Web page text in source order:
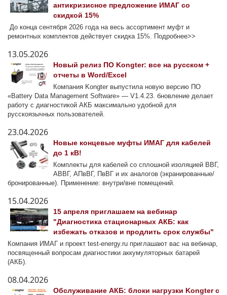
антикризисное предложение ИМАГ со
скидкой 15%
До конца сентября 2026 года на весь ассортимент муфт и
ремонтных комплектов действует скидка 15%. Подробнее>>
13.05.2026
Новый релиз ПО Kongter: все на русском +
отчеты в Word/Excel
Компания Kongter выпустила новую версию ПО
«Battery Data Management Software» — V1.4.23. бновление делает
работу с диагностикой АКБ максимально удобной для
русскоязычных пользователей.
23.04.2026
Новые концевые муфты ИМАГ для кабелей
до 1 кВ!
Комплекты для кабелей со сплошной изоляцией ВВГ,
АВВГ, АПвВГ, ПвВГ и их аналогов (экранированные/
бронированные). Применение: внутри/вне помещений.
15.04.2026
15 апреля приглашаем на вебинар
"Диагностика стационарных АКБ: как
избежать отказов и продлить срок службы"
Компания ИМАГ и проект test-energy.ru приглашают вас на вебинар,
посвященный вопросам диагностики аккумуляторных батарей
(АКБ).
08.04.2026
Обслуживание АКБ: блоки нагрузки Kongter с